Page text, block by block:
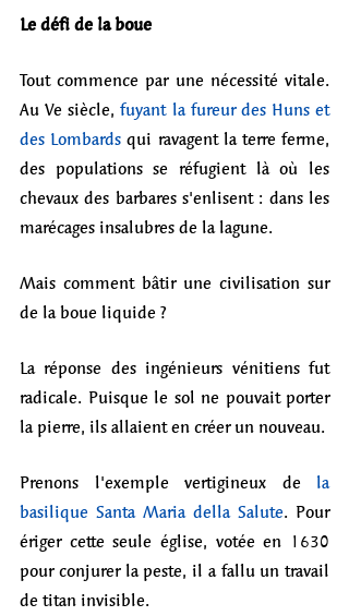
Le défi de la boue
Tout commence par une nécessité vitale.
Au Ve siècle, fuyant la fureur des Huns et
des Lombards qui ravagent la terre ferme,
des populations se réfugient là où les
chevaux des barbares s'enlisent : dans les
marécages insalubres de la lagune.
Mais comment bâtir une civilisation sur
de la boue liquide ?
La réponse des ingénieurs vénitiens fut
radicale. Puisque le sol ne pouvait porter
la pierre, ils allaient en créer un nouveau.
Prenons l'exemple vertigineux de la
basilique Santa Maria della Salute. Pour
ériger cette seule église, votée en 1630
pour conjurer la peste, il a fallu un travail
de titan invisible.